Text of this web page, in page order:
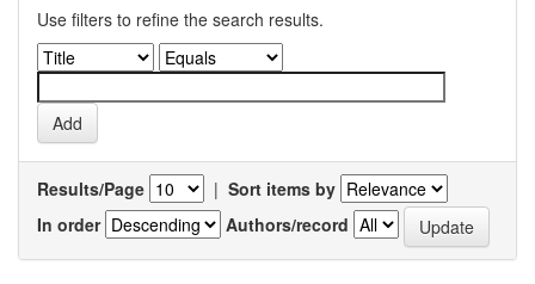
Use filters to refine the search results.
Results/Page | Sort items by
In order
Authors/record